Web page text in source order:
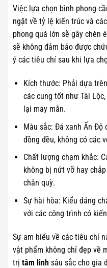
Việc lựa chọn bình phong
ngặt về tỷ lệ kiến trúc và
phong quá lớn sẽ gây chèn
sẽ không đảm bảo được
ý các tiêu chí sau khi lựa
Kích thước: Phải dựa
các cung tốt như Tài
lại may mắn.
Màu sắc: Đá xanh Ấn Độ
đồng đều, không có các
Chất lượng chạm khắc:
không bị nứt vỡ hay
chân quỳ.
Sự hài hòa: Kiểu dáng
với các công trình có
Sự am hiểu về các tiêu chí
vật phẩm không chỉ đẹp về
trị tâm linh sâu sắc cho gia